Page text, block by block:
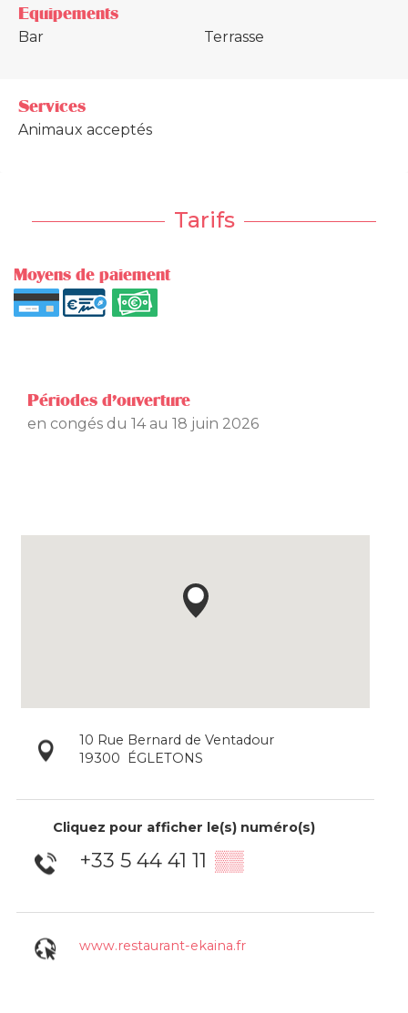
Equipements
Bar Terrasse
Services
Animaux acceptés
Tarifs
Moyens de paiement
Périodes d'ouverture
en congés du 14 au 18 juin 2026
10 Rue Bernard de Ventadour
19300
ÉGLETONS
Cliquez pour afficher le(s) numéro(s)
+33 5 44 41 11 ▒▒
www.restaurant-ekaina.fr